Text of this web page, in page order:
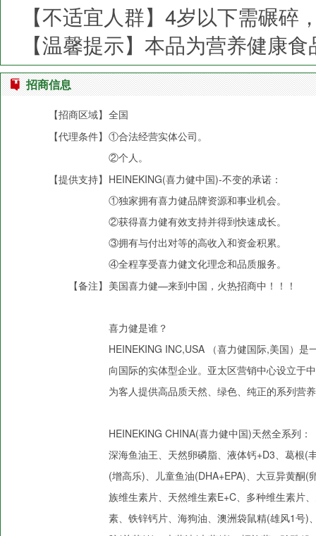
【不适宜人群】4岁以下需碾碎
【温馨提示】本品为营养健康
招商信息
【招商区域】 全国
【代理条件】 ①合法经营实体公司。
②个人。
【提供支持】 HEINEKING(喜力健中国)-不变的承诺：
①独家拥有喜力健品牌资源和事业机会。
②获得喜力健有效支持并得到快速成长。
③拥有与付出对等的高收入和资金积累。
④全程享受喜力健文化理念和品质服务。
【备注】 美国喜力健—来到中国，火热招商中！！！
喜力健是谁？
HEINEKING INC,USA （喜力健国际,美国）
向国际的实体型企业。亚太区营销中心设立于
为客人提供高品质天然、绿色、纯正的系列营
HEINEKING CHINA(喜力健中国)天然全系列：
深海鱼油王、天然卵磷脂、液体钙+D3、葛根(
(增高乐)、儿童鱼油(DHA+EPA)、大豆异黄酮
族维生素片、天然维生素E+C、多种维生素片
素、铁锌钙片、海狗油、澳洲袋鼠精(雄风1号)